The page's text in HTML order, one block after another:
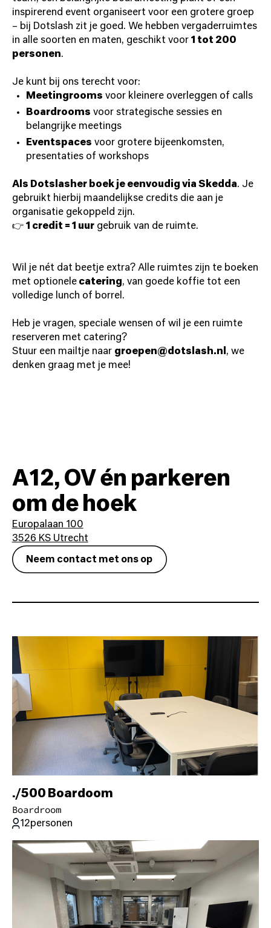
inspirerend event organiseert voor een grotere groep
– bij Dotslash zit je goed. We hebben vergaderruimtes
in alle soorten en maten, geschikt voor 1 tot 200
personen.
Je kunt bij ons terecht voor:
Meetingrooms voor kleinere overleggen of calls
Boardrooms voor strategische sessies en
belangrijke meetings
Eventspaces voor grotere bijeenkomsten,
presentaties of workshops
Als Dotslasher boek je eenvoudig via Skedda. Je
gebruikt hierbij maandelijkse credits die aan je
organisatie gekoppeld zijn.
👉 1 credit = 1 uurgebruik van de ruimte.
Wil je nét dat beetje extra? Alle ruimtes zijn te boeken
met optionelecatering, van goede koffie tot een
volledige lunch of borrel.
Heb je vragen, speciale wensen of wil je een ruimte
reserveren met catering?
Stuur een mailtje naar groepen@dotslash.nl , we
denken graag met je mee!
A12, OV én parkeren
om de hoek
Europalaan 100
3526 KS Utrecht
Neem contact met ons op
./500 Boardoom
Boardroom
12personen